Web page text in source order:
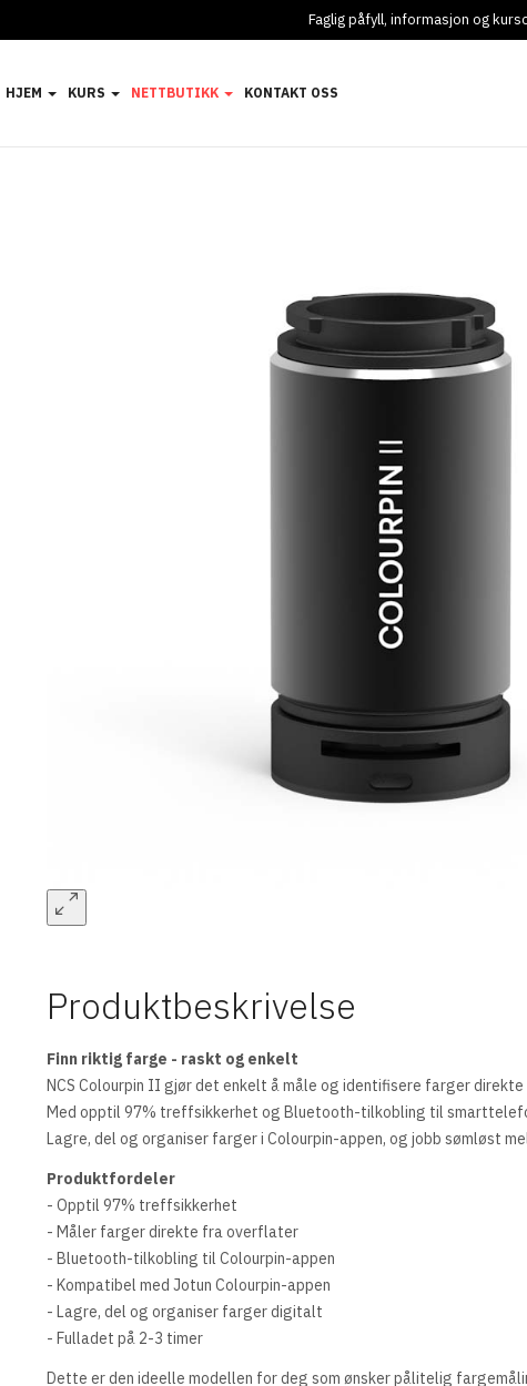
Faglig påfyll, informasjon og
HJEM KURS NETTBUTIKK KONTAKT OSS
Produktbeskrivelse
Finn riktig farge - raskt og enkelt
NCS Colourpin II gjør det enkelt å måle og identifisere farger
Med opptil 97% treffsikkerhet og Bluetooth-tilkobling til
Lagre, del og organiser farger i Colourpin-appen, og jobb sømløst
Produktfordeler
- Opptil 97% treffsikkerhet
- Måler farger direkte fra overflater
- Bluetooth-tilkobling til Colourpin-appen
- Kompatibel med Jotun Colourpin-appen
- Lagre, del og organiser farger digitalt
- Fulladet på 2-3 timer
Dette er den ideelle modellen for deg som ønsker pålitelig